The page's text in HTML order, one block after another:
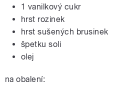
1 vanilkový cukr
hrst rozinek
hrst sušených brusinek
špetku soli
olej
na obalení: